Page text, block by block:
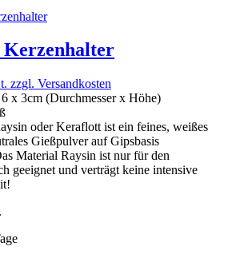
Kerzenhalter
zzgl. Versandkosten
x 3cm (Durchmesser x Höhe)
oder Keraflott ist ein feines, weißes
Gießpulver auf Gipsbasis
Material Raysin ist nur für den
geeignet und verträgt keine intensive